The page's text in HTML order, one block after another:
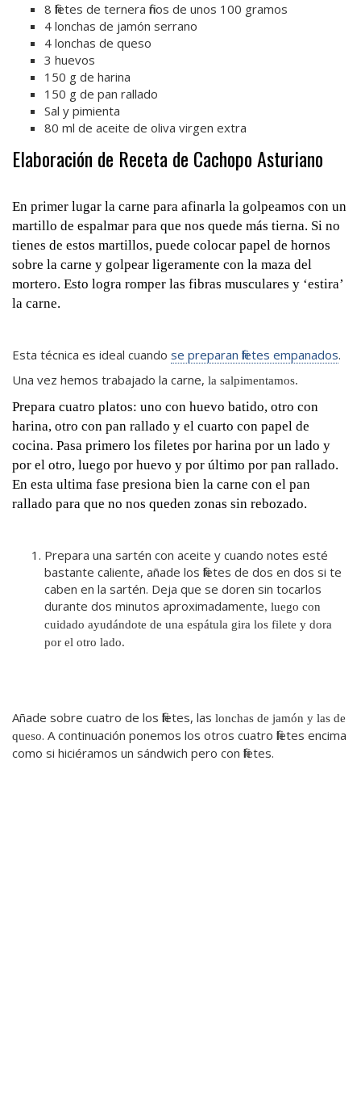
8 filetes de ternera finos de unos 100 gramos
4 lonchas de jamón serrano
4 lonchas de queso
3 huevos
150 g de harina
150 g de pan rallado
Sal y pimienta
80 ml de aceite de oliva virgen extra
Elaboración de Receta de Cachopo Asturiano
En primer lugar la carne para afinarla la golpeamos con un
martillo de espalmar para que nos quede más tierna. Si no
tienes de estos martillos, puede colocar papel de hornos
sobre la carne y golpear ligeramente con la maza del
mortero. Esto logra romper las fibras musculares y ‘estira’
la carne.
Esta técnica es ideal cuando se preparan filetes empanados.
Una vez hemos trabajado la carne, la salpimentamos.
Prepara cuatro platos: uno con huevo batido, otro con
harina, otro con pan rallado y el cuarto con papel de
cocina. Pasa primero los filetes por harina por un lado y
por el otro, luego por huevo y por último por pan rallado.
En esta ultima fase presiona bien la carne con el pan
rallado para que no nos queden zonas sin rebozado.
Prepara una sartén con aceite y cuando notes esté
bastante caliente, añade los filetes de dos en dos si te
caben en la sartén. Deja que se doren sin tocarlos
durante dos minutos aproximadamente, luego con
cuidado ayudándote de una espátula gira los filete y dora
por el otro lado.
Añade sobre cuatro de los filetes, las lonchas de jamón y las de
queso. A continuación ponemos los otros cuatro filetes encima
como si hiciéramos un sándwich pero con filetes.